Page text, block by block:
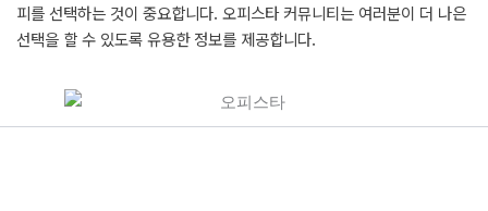
피를 선택하는 것이 중요합니다. 오피스타 커뮤니티는 여러분이 더 나은
선택을 할 수 있도록 유용한 정보를 제공합니다.